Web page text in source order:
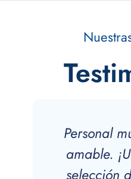
Personal
amable.